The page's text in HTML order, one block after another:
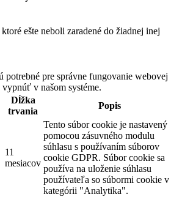
ešte neboli zaradené do žiadnej inej
potrebné pre správne fungovanie webovej
v našom systéme.
Dĺžka
trvania
Popis
11
mesiacov
Tento súbor cookie je nastavený
pomocou zásuvného modulu
súhlasu s používaním súborov
cookie GDPR. Súbor cookie sa
používa na uloženie súhlasu
používateľa so súbormi cookie v
kategórii "Analytika".